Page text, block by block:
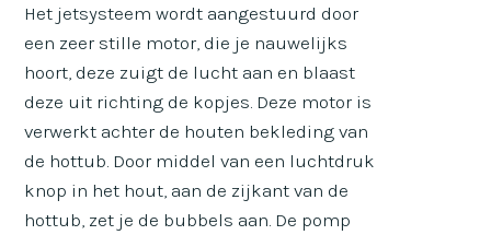
Het jetsysteem wordt aangestuurd door
een zeer stille motor, die je nauwelijks
hoort, deze zuigt de lucht aan en blaast
deze uit richting de kopjes. Deze motor is
verwerkt achter de houten bekleding van
de hottub. Door middel van een luchtdruk
knop in het hout, aan de zijkant van de
hottub, zet je de bubbels aan. De pomp